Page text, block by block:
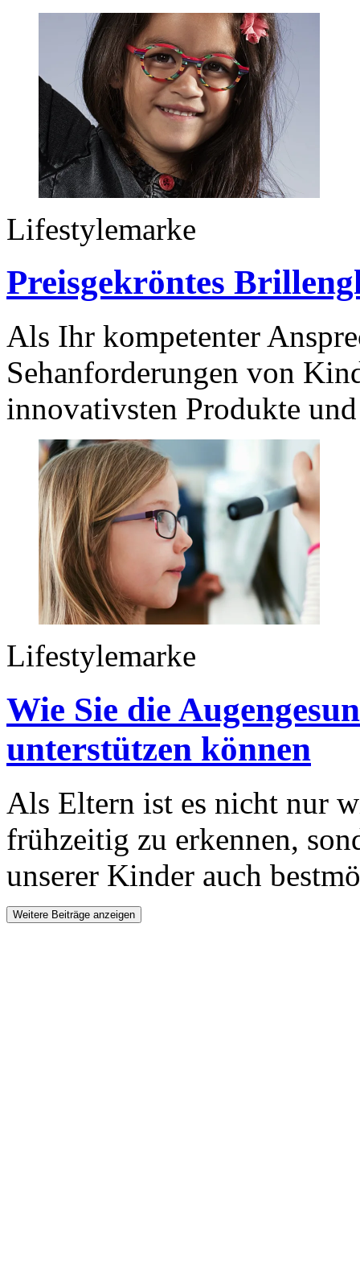
Lifestylemarke
Preisgekröntes
Als Ihr kompetenter
Sehanforderungen von
innovativsten Produkte
Lifestylemarke
Wie Sie die
unterstützen können
Als Eltern ist es nicht nur
frühzeitig zu erkennen,
unserer Kinder auch
Weitere Beiträge anzeigen